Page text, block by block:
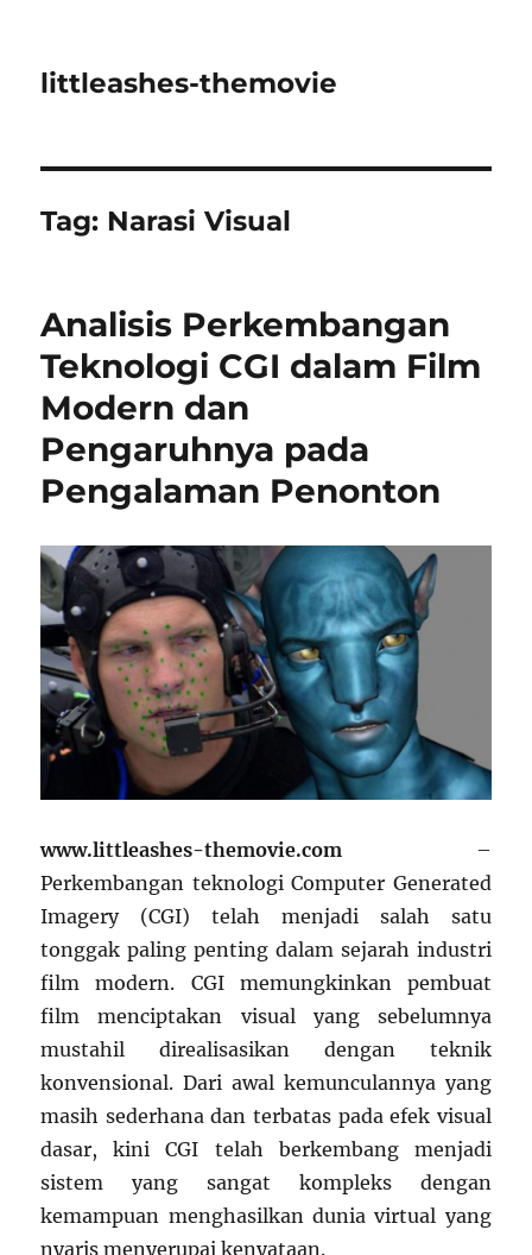
littleashes-themovie
Tag: Narasi Visual
Analisis Perkembangan
Teknologi CGI dalam Film
Modern dan
Pengaruhnya pada
Pengalaman Penonton
www.littleashes-themovie.com –
Perkembangan teknologi Computer Generated
Imagery (CGI) telah menjadi salah satu
tonggak paling penting dalam sejarah industri
film modern. CGI memungkinkan pembuat
film menciptakan visual yang sebelumnya
mustahil direalisasikan dengan teknik
konvensional. Dari awal kemunculannya yang
masih sederhana dan terbatas pada efek visual
dasar, kini CGI telah berkembang menjadi
sistem yang sangat kompleks dengan
kemampuan menghasilkan dunia virtual yang
nyaris menyerupai kenyataan.